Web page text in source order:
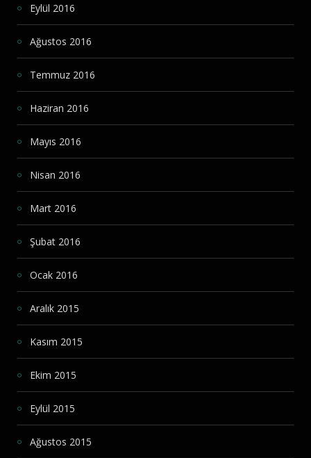
Eylül 2016
Ağustos 2016
Temmuz 2016
Haziran 2016
Mayıs 2016
Nisan 2016
Mart 2016
Şubat 2016
Ocak 2016
Aralık 2015
Kasım 2015
Ekim 2015
Eylül 2015
Ağustos 2015